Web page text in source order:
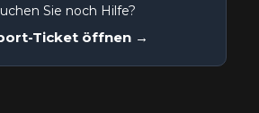
Sie noch Hilfe?
Ticket öffnen →